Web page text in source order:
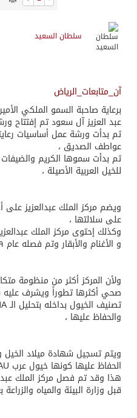
سلطان السعيد
آن_متابعات_الرياض
برعاية صاحبة السمو الملكي
عبد العزيز آل سعود تم إفتتاح
ثم بدأت ورشة عمل أساسيات
عواطف الصديق ،
ثم بدأت سموها الكريم
للخيل العربية الأصيلة ،
ويضم مركز الملك عبدالعزيز على
على سلالتها ،
وكذلك إحتوى مركز الملك
و الأغنام والأبقار وتم فصله عام ١٩٩٩م وتصنيفه إلى مركز الخيل ،
ولأن المركز أكثر من منظومة
صحي أكثرها تطوراً ويشرف
والحفاظ عليها ،
ويتم تسجيل شهادة ميلاد
الحفاظ عليها كونها خيول عرب SAU أصيلة
هذا وقد تم فصل مركز الملك
قبل وزارة البيئة والمياه